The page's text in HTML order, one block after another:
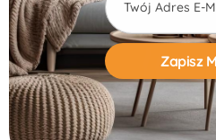
Alternative: